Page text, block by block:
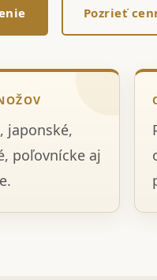
Pozrieť
japonské,
poľovnícke aj